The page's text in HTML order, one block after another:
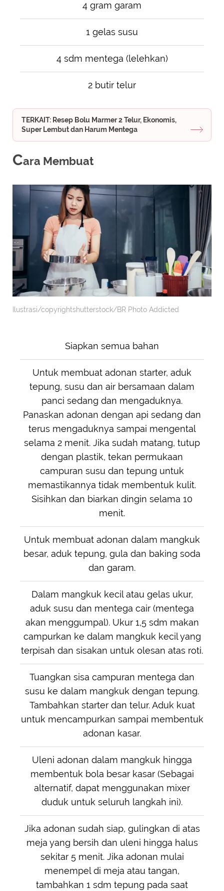
4 gram garam
1 gelas susu
4 sdm mentega (lelehkan)
2 butir telur
TERKAIT: Resep Bolu Marmer 2 Telur, Ekonomis,
Super Lembut dan Harum Mentega
Cara Membuat
Ilustrasi/copyrightshutterstock/BR Photo Addicted
Siapkan semua bahan
Untuk membuat adonan starter, aduk
tepung, susu dan air bersamaan dalam
panci sedang dan mengaduknya.
Panaskan adonan dengan api sedang dan
terus mengaduknya sampai mengental
selama 2 menit. Jika sudah matang, tutup
dengan plastik, tekan permukaan
campuran susu dan tepung untuk
memastikannya tidak membentuk kulit.
Sisihkan dan biarkan dingin selama 10
menit.
Untuk membuat adonan dalam mangkuk
besar, aduk tepung, gula dan baking soda
dan garam.
Dalam mangkuk kecil atau gelas ukur,
aduk susu dan mentega cair (mentega
akan menggumpal). Ukur 1,5 sdm makan
campurkan ke dalam mangkuk kecil yang
terpisah dan sisakan untuk olesan atas roti.
Tuangkan sisa campuran mentega dan
susu ke dalam mangkuk dengan tepung.
Tambahkan starter dan telur. Aduk kuat
untuk mencampurkan sampai membentuk
adonan kasar.
Uleni adonan dalam mangkuk hingga
membentuk bola besar kasar (Sebagai
alternatif, dapat menggunakan mixer
duduk untuk seluruh langkah ini).
Jika adonan sudah siap, gulingkan di atas
meja yang bersih dan uleni hingga halus
sekitar 5 menit. Jika adonan mulai
menempel di meja atau tangan,
tambahkan 1 sdm tepung pada saat